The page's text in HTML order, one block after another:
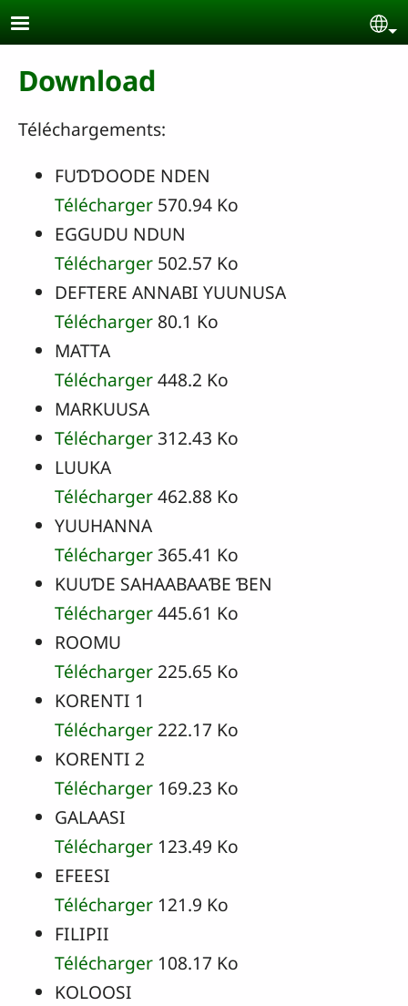
Skip to main content
Download
Téléchargements:
FUƊƊOODE NDEN
Télécharger 570.94 Ko
EGGUDU NDUN
Télécharger 502.57 Ko
DEFTERE ANNABI YUUNUSA
Télécharger 80.1 Ko
MATTA
Télécharger448.2 Ko
MARKUUSA
Télécharger312.43 Ko
LUUKA
Télécharger462.88 Ko
YUUHANNA
Télécharger365.41 Ko
KUUƊE SAHAABAAƁE ƁEN
Télécharger445.61 Ko
ROOMU
Télécharger 225.65 Ko
KORENTI 1
Télécharger 222.17 Ko
KORENTI 2
Télécharger 169.23 Ko
GALAASI
Télécharger 123.49 Ko
EFEESI
Télécharger 121.9 Ko
FILIPII
Télécharger 108.17 Ko
KOLOOSI